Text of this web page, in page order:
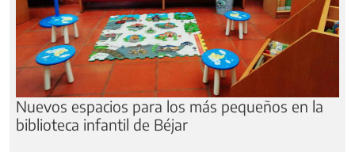
Nuevos espacios para los más pequeños en la
biblioteca infantil de Béjar